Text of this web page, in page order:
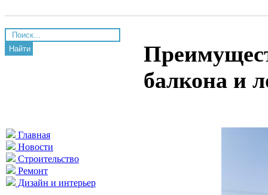
Найти
Главная
Новости
Строительство
Ремонт
Дизайн и интерьер
балкона и